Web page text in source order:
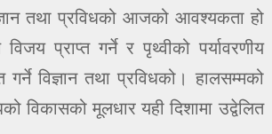
तथा प्रविधको आजको आवश्यकता हो
प्राप्त गर्ने र पृथ्वीको पर्यावरणीय
गर्ने विज्ञान तथा प्रविधको। हालसम्मको
विकासको मूलधार यही दिशामा उद्वेलित